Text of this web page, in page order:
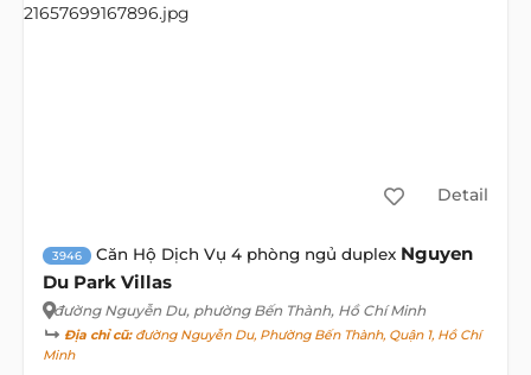
Detail
3946 Căn Hộ Dịch Vụ 4 phòng ngủ duplex Nguyen
Du Park Villas
đường Nguyễn Du, phường Bến Thành, Hồ Chí Minh
Địa chỉ cũ:đường Nguyễn Du, Phường Bến Thành, Quận 1, Hồ Chí
Minh